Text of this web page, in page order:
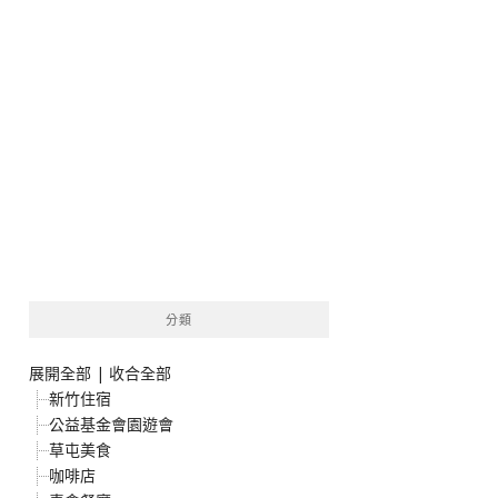
分類
展開全部 | 收合全部
新竹住宿
公益基金會園遊會
草屯美食
咖啡店